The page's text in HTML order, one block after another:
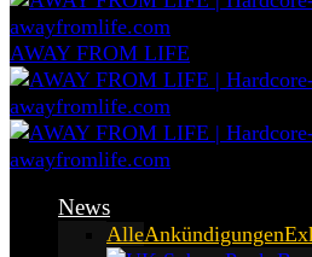
AWAY FROM LIFE
News
AlleAnkündigungen